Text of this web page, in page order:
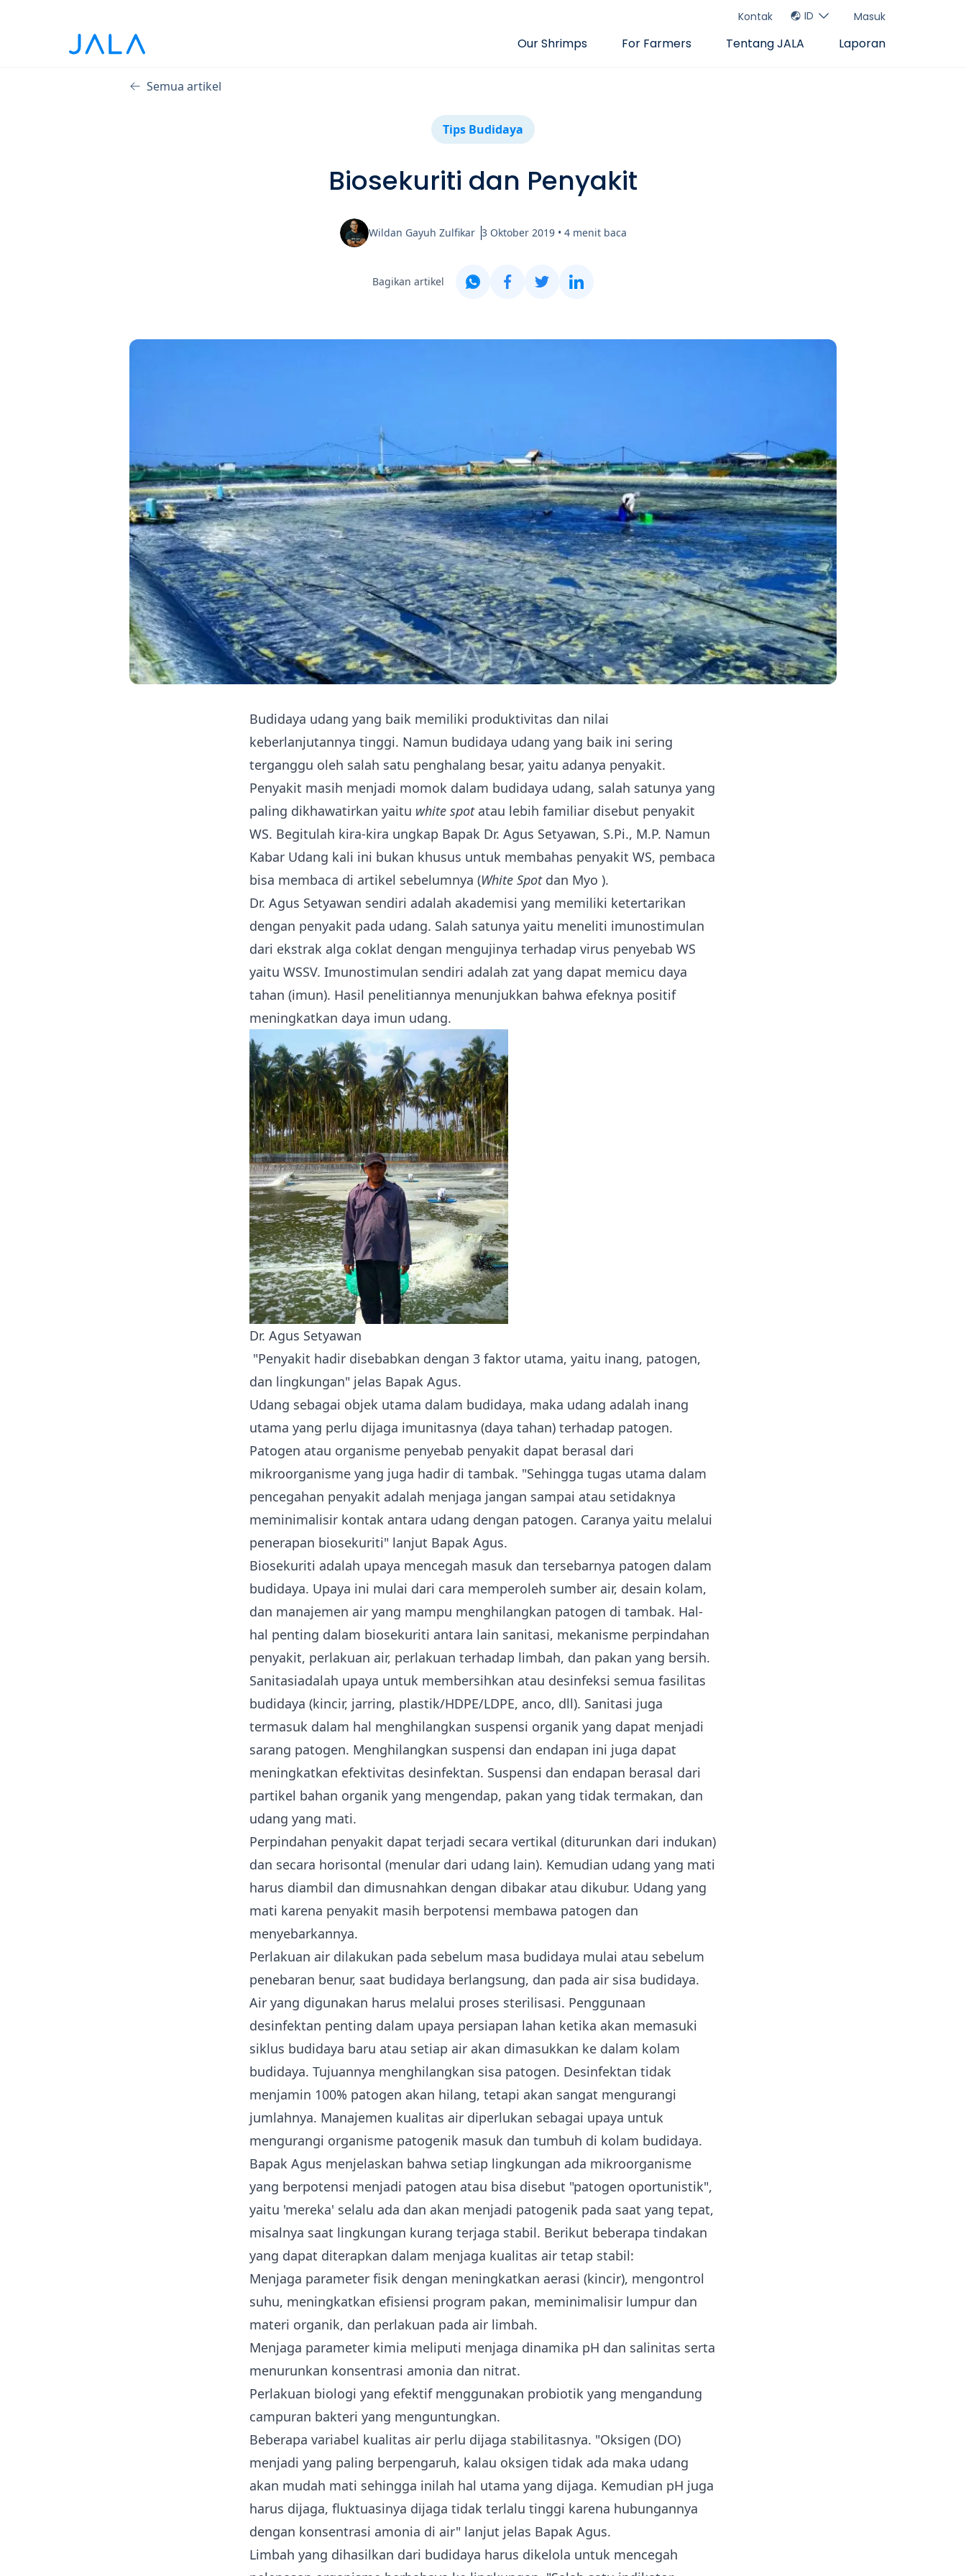
Kontak ID Masuk
Our Shrimps For Farmers Tentang JALA Laporan
Semua artikel
Tips Budidaya
Biosekuriti dan Penyakit
Wildan Gayuh Zulfikar 3 Oktober 2019 • 4 menit baca
Bagikan artikel
Budidaya udang yang baik memiliki produktivitas dan nilai
keberlanjutannya tinggi. Namun budidaya udang yang baik ini sering
terganggu oleh salah satu penghalang besar, yaitu adanya penyakit.
Penyakit masih menjadi momok dalam budidaya udang, salah satunya yang
paling dikhawatirkan yaitu white spotatau lebih familiar disebut penyakit
WS. Begitulah kira-kira ungkap Bapak Dr. Agus Setyawan, S.Pi., M.P. Namun
Kabar Udang kali ini bukan khusus untuk membahas penyakit WS, pembaca
bisa membaca di artikel sebelumnya (White Spot dan Myo ).
Dr. Agus Setyawan sendiri adalah akademisi yang memiliki ketertarikan
dengan penyakit pada udang. Salah satunya yaitu meneliti imunostimulan
dari ekstrak alga coklat dengan mengujinya terhadap virus penyebab WS
yaitu WSSV. Imunostimulan sendiri adalah zat yang dapat memicu daya
tahan (imun). Hasil penelitiannya menunjukkan bahwa efeknya positif
meningkatkan daya imun udang.
Dr. Agus Setyawan
"Penyakit hadir disebabkan dengan 3 faktor utama, yaitu inang, patogen,
dan lingkungan" jelas Bapak Agus.
Udang sebagai objek utama dalam budidaya, maka udang adalah inang
utama yang perlu dijaga imunitasnya (daya tahan) terhadap patogen.
Patogen atau organisme penyebab penyakit dapat berasal dari
mikroorganisme yang juga hadir di tambak. "Sehingga tugas utama dalam
pencegahan penyakit adalah menjaga jangan sampai atau setidaknya
meminimalisir kontak antara udang dengan patogen. Caranya yaitu melalui
penerapan biosekuriti" lanjut Bapak Agus.
Biosekuriti adalah upaya mencegah masuk dan tersebarnya patogen dalam
budidaya. Upaya ini mulai dari cara memperoleh sumber air, desain kolam,
dan manajemen air yang mampu menghilangkan patogen di tambak. Hal-
hal penting dalam biosekuriti antara lain sanitasi, mekanisme perpindahan
penyakit, perlakuan air, perlakuan terhadap limbah, dan pakan yang bersih.
Sanitasiadalah upaya untuk membersihkan atau desinfeksi semua fasilitas
budidaya (kincir, jarring, plastik/HDPE/LDPE, anco, dll). Sanitasi juga
termasuk dalam hal menghilangkan suspensi organik yang dapat menjadi
sarang patogen. Menghilangkan suspensi dan endapan ini juga dapat
meningkatkan efektivitas desinfektan. Suspensi dan endapan berasal dari
partikel bahan organik yang mengendap, pakan yang tidak termakan, dan
udang yang mati.
Perpindahan penyakit dapat terjadi secara vertikal (diturunkan dari indukan)
dan secara horisontal (menular dari udang lain). Kemudian udang yang mati
harus diambil dan dimusnahkan dengan dibakar atau dikubur. Udang yang
mati karena penyakit masih berpotensi membawa patogen dan
menyebarkannya.
Perlakuan air dilakukan pada sebelum masa budidaya mulai atau sebelum
penebaran benur, saat budidaya berlangsung, dan pada air sisa budidaya.
Air yang digunakan harus melalui proses sterilisasi. Penggunaan
desinfektan penting dalam upaya persiapan lahan ketika akan memasuki
siklus budidaya baru atau setiap air akan dimasukkan ke dalam kolam
budidaya. Tujuannya menghilangkan sisa patogen. Desinfektan tidak
menjamin 100% patogen akan hilang, tetapi akan sangat mengurangi
jumlahnya. Manajemen kualitas air diperlukan sebagai upaya untuk
mengurangi organisme patogenik masuk dan tumbuh di kolam budidaya.
Bapak Agus menjelaskan bahwa setiap lingkungan ada mikroorganisme
yang berpotensi menjadi patogen atau bisa disebut "patogen oportunistik",
yaitu 'mereka' selalu ada dan akan menjadi patogenik pada saat yang tepat,
misalnya saat lingkungan kurang terjaga stabil. Berikut beberapa tindakan
yang dapat diterapkan dalam menjaga kualitas air tetap stabil:
Menjaga parameter fisik dengan meningkatkan aerasi (kincir), mengontrol
suhu, meningkatkan efisiensi program pakan, meminimalisir lumpur dan
materi organik, dan perlakuan pada air limbah.
Menjaga parameter kimia meliputi menjaga dinamika pH dan salinitas serta
menurunkan konsentrasi amonia dan nitrat.
Perlakuan biologi yang efektif menggunakan probiotik yang mengandung
campuran bakteri yang menguntungkan.
Beberapa variabel kualitas air perlu dijaga stabilitasnya. "Oksigen (DO)
menjadi yang paling berpengaruh, kalau oksigen tidak ada maka udang
akan mudah mati sehingga inilah hal utama yang dijaga. Kemudian pH juga
harus dijaga, fluktuasinya dijaga tidak terlalu tinggi karena hubungannya
dengan konsentrasi amonia di air" lanjut jelas Bapak Agus.
Limbah yang dihasilkan dari budidaya harus dikelola untuk mencegah